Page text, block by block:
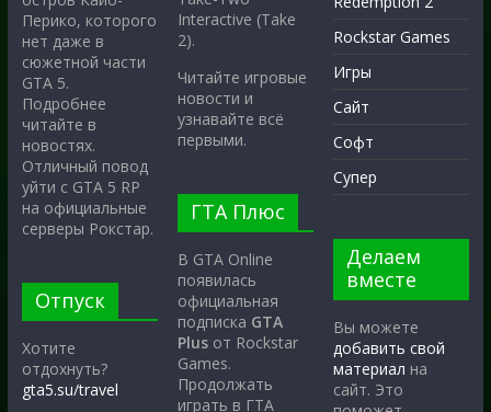
Перико, которого
нет даже в
сюжетной части
GTA 5.
Подробнее
читайте в
новостях.
Отличный повод
уйти с GTA 5 RP
на официальные
серверы Рокстар.
Отпуск
Хотите
отдохнуть?
gta5.su/travel
Interactive (Take
2).
Читайте игровые
новости и
узнавайте всё
первыми.
ГТА Плюс
В GTA Online
появилась
официальная
подписка GTA
Plus от Rockstar
Games.
Продолжать
играть в ГТА
Rockstar Games
Игры
Сайт
Софт
Супер
Делаем
вместе
Вы можете
добавить свой
материал на
сайт. Это